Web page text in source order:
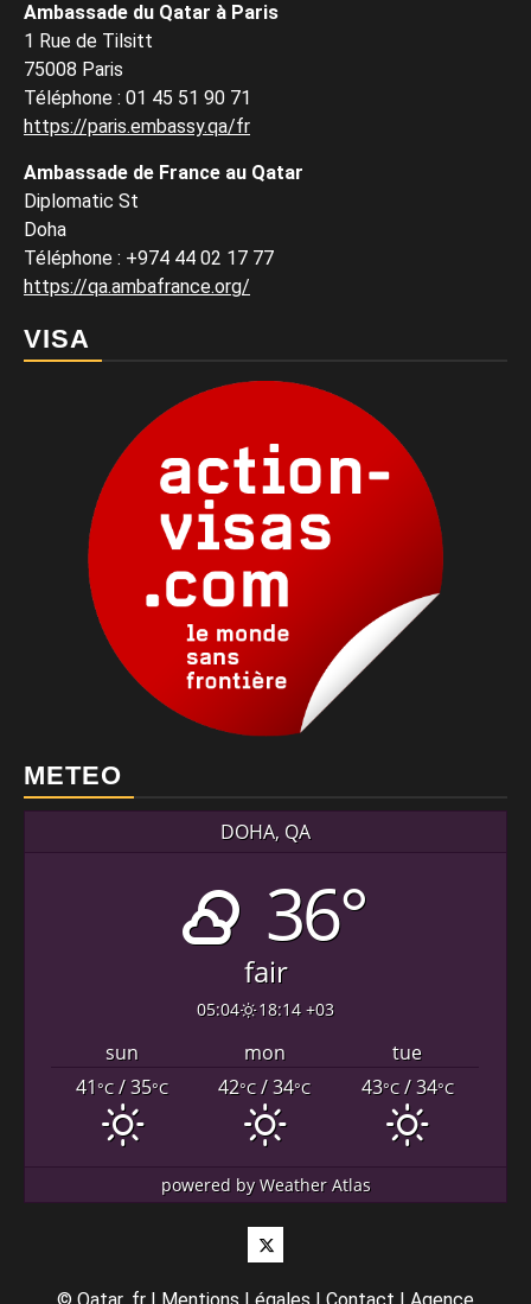
Ambassade du Qatar à Paris
1 Rue de Tilsitt
75008 Paris
Téléphone : 01 45 51 90 71
https://paris.embassy.qa/fr
Ambassade de France au Qatar
Diplomatic St
Doha
Téléphone : +974 44 02 17 77
https://qa.ambafrance.org/
VISA
METEO
DOHA, QA
36°
fair
05:04 18:14 +03
sun mon
tue
41°C/ 35°C 42°C/ 34°C 43°C/ 34°C
powered byWeather Atlas
Twitter
© Qatar .fr | Mentions Légales | Contact | Agence